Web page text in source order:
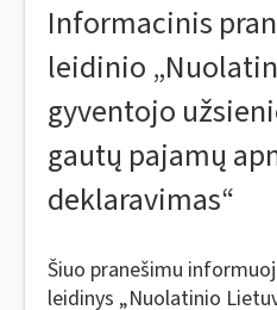
Informacinis
leidinio
gyventojo
gautų pajamų
deklaravimas“
Šiuo pranešimu
leidinys „Nuolatinio